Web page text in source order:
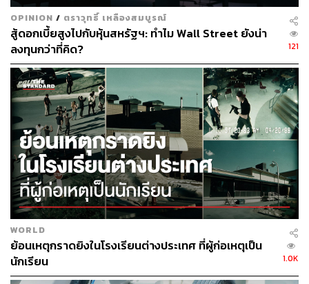
ดังนั้น ตามการประเมินนี้สะท้อนว่า หากรัฐบาลกู้เงินไม่เกิน
500,000 ล้านบาท (ซึ่งคิดเป็น 2.62% ของ GDP ไทยขนาด 19
ล้านล้านบาท) อาจหนุนการเติบโตทางเศรษฐกิจ (GDP) ได้
ราว 1.0%
สำหรับการประเมินประสิทธิผลของโครงการ ‘ไทยช่วยไทย
พลัส’ รอบต่อไปที่จะเกิด วินิจกล่าวว่า จำเป็นต้องรอดูราย
ละเอียดเพิ่มเติมอีกที ส่วนประสิทธิผลทางเศรษฐกิจของ
มาตรการ ‘คนละครึ่ง พลัส’ รอบที่ผ่านมา (ที่ดำเนินการใน
ช่วงเดือนตุลาคม-พฤศจิกายน 2568) ตามการศึกษาของ
สศค.พบว่า มีตัวคูณทางเศรษฐกิจอยู่ที่ 0.7 ขึ้นไป
สามารถติดตาม THE STANDARD WEALTH
ผ่านแอปพลิเคชันต่างๆ ที่คุณสะดวกหรือใช้งานอยู่แล้วได้เลย
OPINION / ตราวุทธิ์ เหลืองสมบูรณ์
สู้ดอกเบี้ยสูงไปกับหุ้นสหรัฐฯ: ทำไม Wall Street ยังน่า
ลงทุนกว่าที่คิด?
121
WORLD
ย้อนเหตุกราดยิงในโรงเรียนต่างประเทศ ที่ผู้ก่อเหตุเป็น
นักเรียน
1.0K